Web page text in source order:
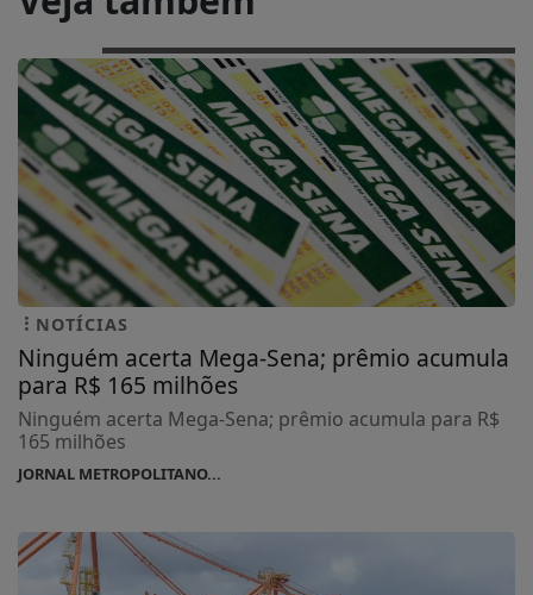
NOTÍCIAS
Ninguém acerta Mega-Sena; prêmio acumula
para R$ 165 milhões
Ninguém acerta Mega-Sena; prêmio acumula para R$
165 milhões
JORNAL METROPOLITANO...